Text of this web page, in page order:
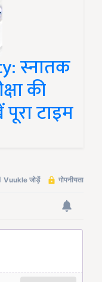
स्नातक
की
टाइम